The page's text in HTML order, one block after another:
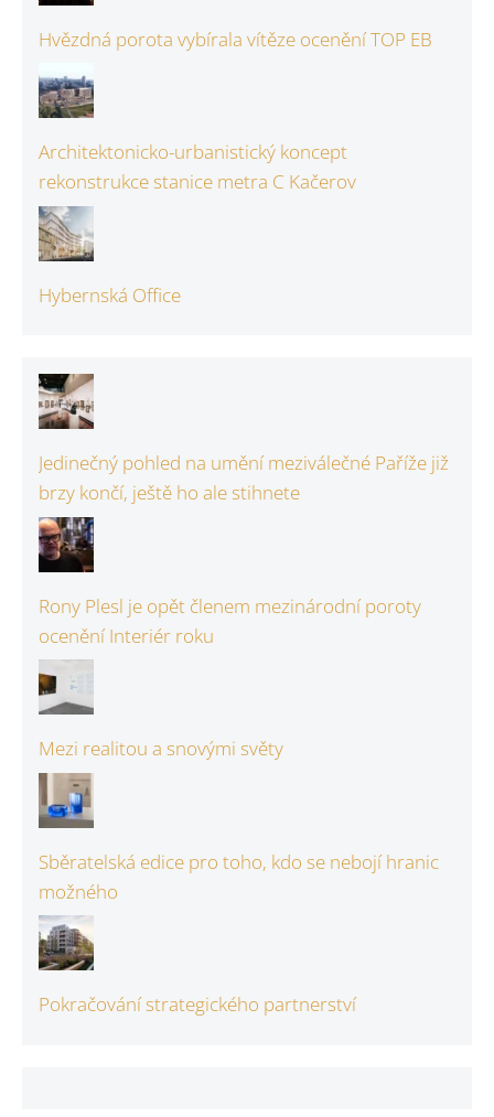
Hvězdná porota vybírala vítěze ocenění TOP EB
Architektonicko-urbanistický koncept
rekonstrukce stanice metra C Kačerov
Hybernská Office
Jedinečný pohled na umění meziválečné Paříže již
brzy končí, ještě ho ale stihnete
Rony Plesl je opět členem mezinárodní poroty
ocenění Interiér roku
Mezi realitou a snovými světy
Sběratelská edice pro toho, kdo se nebojí hranic
možného
Pokračování strategického partnerství